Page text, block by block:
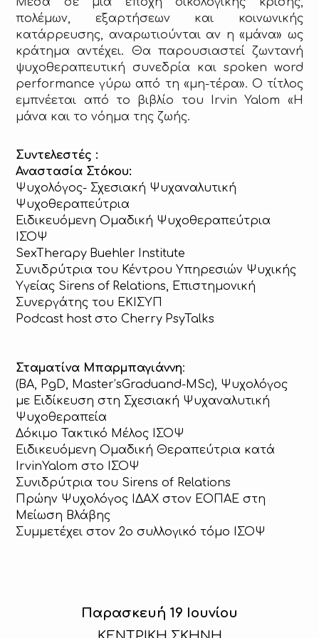
πολέμων, εξαρτήσεων και κοινωνικής
κατάρρευσης, αναρωτιούνται αν η «μάνα» ως
κράτημα αντέχει. Θα παρουσιαστεί ζωντανή
ψυχοθεραπευτική συνεδρία και spoken word
performance γύρω από τη «μη-τέρα». Ο τίτλος
εμπνέεται από το βιβλίο του Irvin Yalom «Η
μάνα και το νόημα της ζωής.
Συντελεστές :
Αναστασία Στόκου:
Ψυχολόγος- Σχεσιακή Ψυχαναλυτική
Ψυχοθεραπεύτρια
Ειδικευόμενη Ομαδική Ψυχοθεραπεύτρια
ΙΣΟΨ
SexTherapy Buehler
Institute
Συνιδρύτρια του Κέντρου Υπηρεσιών Ψυχικής
Υγείας Sirens of Relations , Επιστημονική
Συνεργάτης του ΕΚΙΣΥΠ
Podcast host στοCherry PsyTalks
Σταματίνα Μπαρμπαγιάννη:
(BA, PgD, Master’sGraduand-MSc), Ψυχολόγος
με Ειδίκευση στη Σχεσιακή Ψυχαναλυτική
Ψυχοθεραπεία
Δόκιμο Τακτικό Μέλος ΙΣΟΨ
Ειδικευόμενη Ομαδική Θεραπεύτρια κατά
IrvinYalom στο ΙΣΟΨ
Συνιδρύτρια του Sirens of Relations
Πρώην Ψυχολόγος ΙΔΑΧ στον ΕΟΠΑΕ στη
Μείωση Βλάβης
Συμμετέχει στον 2ο συλλογικό τόμο ΙΣΟΨ
Παρασκευή 19 Ιουνίου